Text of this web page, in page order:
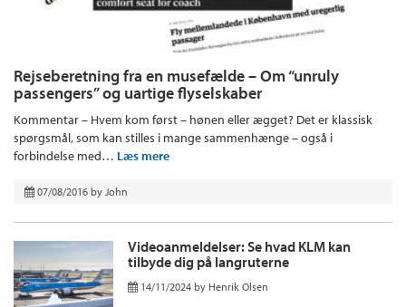
Rejseberetning fra en musefælde – Om “unruly
passengers” og uartige flyselskaber
Kommentar – Hvem kom først – hønen eller ægget? Det er klassisk
spørgsmål, som kan stilles i mange sammenhænge – også i
forbindelse med… Læs mere
07/08/2016 by John
Videoanmeldelser: Se hvad KLM kan
tilbyde dig på langruterne
14/11/2024 by Henrik Olsen